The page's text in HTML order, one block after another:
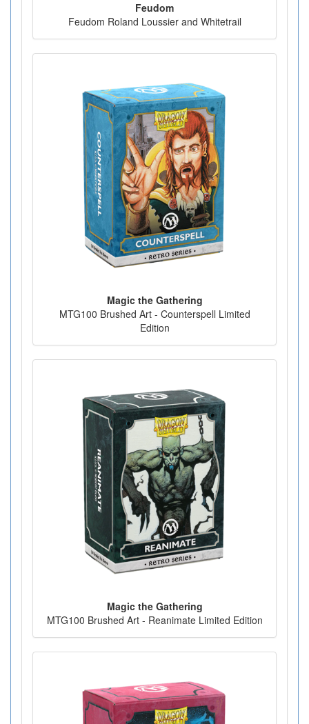
Feudom
Feudom Roland Loussier and Whitetrail
Magic the Gathering
MTG100 Brushed Art - Counterspell Limited
Edition
Magic the Gathering
MTG100 Brushed Art - Reanimate Limited Edition